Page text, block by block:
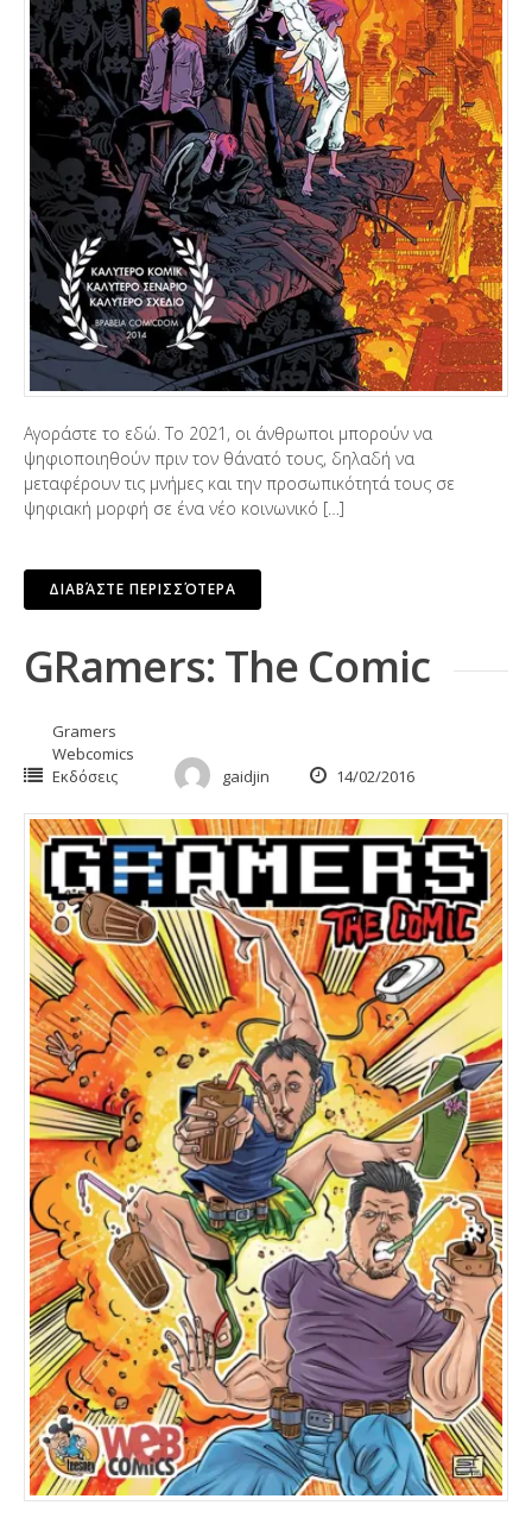
Αγοράστε το εδώ. To 2021, οι άνθρωποι μπορούν να
ψηφιοποιηθούν πριν τον θάνατό τους, δηλαδή να
μεταφέρουν τις μνήμες και την προσωπικότητά τους σε
ψηφιακή μορφή σε ένα νέο κοινωνικό […]
ΔΙΑΒΆΣΤΕ ΠΕΡΙΣΣΌΤΕΡΑ
GRamers: The Comic
Gramers
Webcomics
Εκδόσεις
gaidjin 14/02/2016